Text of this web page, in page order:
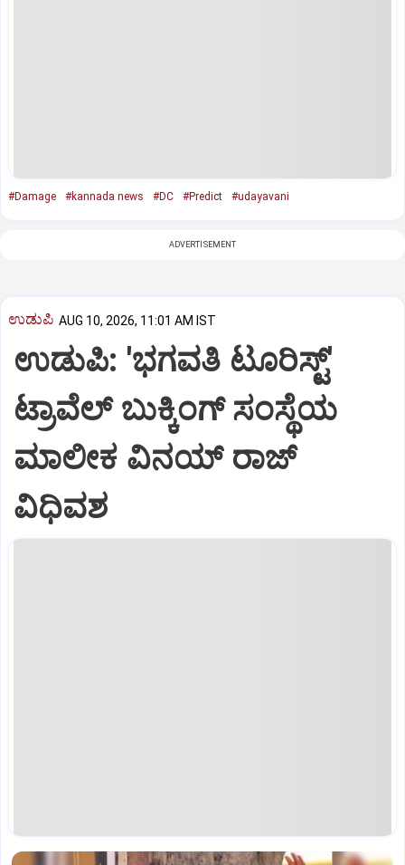
#Damage #kannada news #DC #Predict #udayavani
ADVERTISEMENT
ಉಡುಪಿ AUG 10, 2026, 11:01 AM IST
ಉಡುಪಿ: 'ಭಗವತಿ ಟೂರಿಸ್ಟ್'
ಟ್ರಾವೆಲ್ ಬುಕ್ಕಿಂಗ್ ಸಂಸ್ಥೆಯ
ಮಾಲೀಕ ವಿನಯ್ ರಾಜ್
ವಿಧಿವಶ